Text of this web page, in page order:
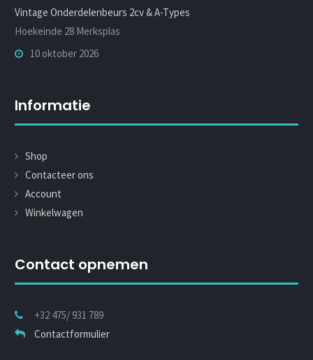
Vintage Onderdelenbeurs 2cv & A-Types
Hoekeinde 28 Merksplas
10 oktober 2026
Informatie
Shop
Contacteer ons
Account
Winkelwagen
Contact opnemen
+32 475/ 931 789
Contactformulier